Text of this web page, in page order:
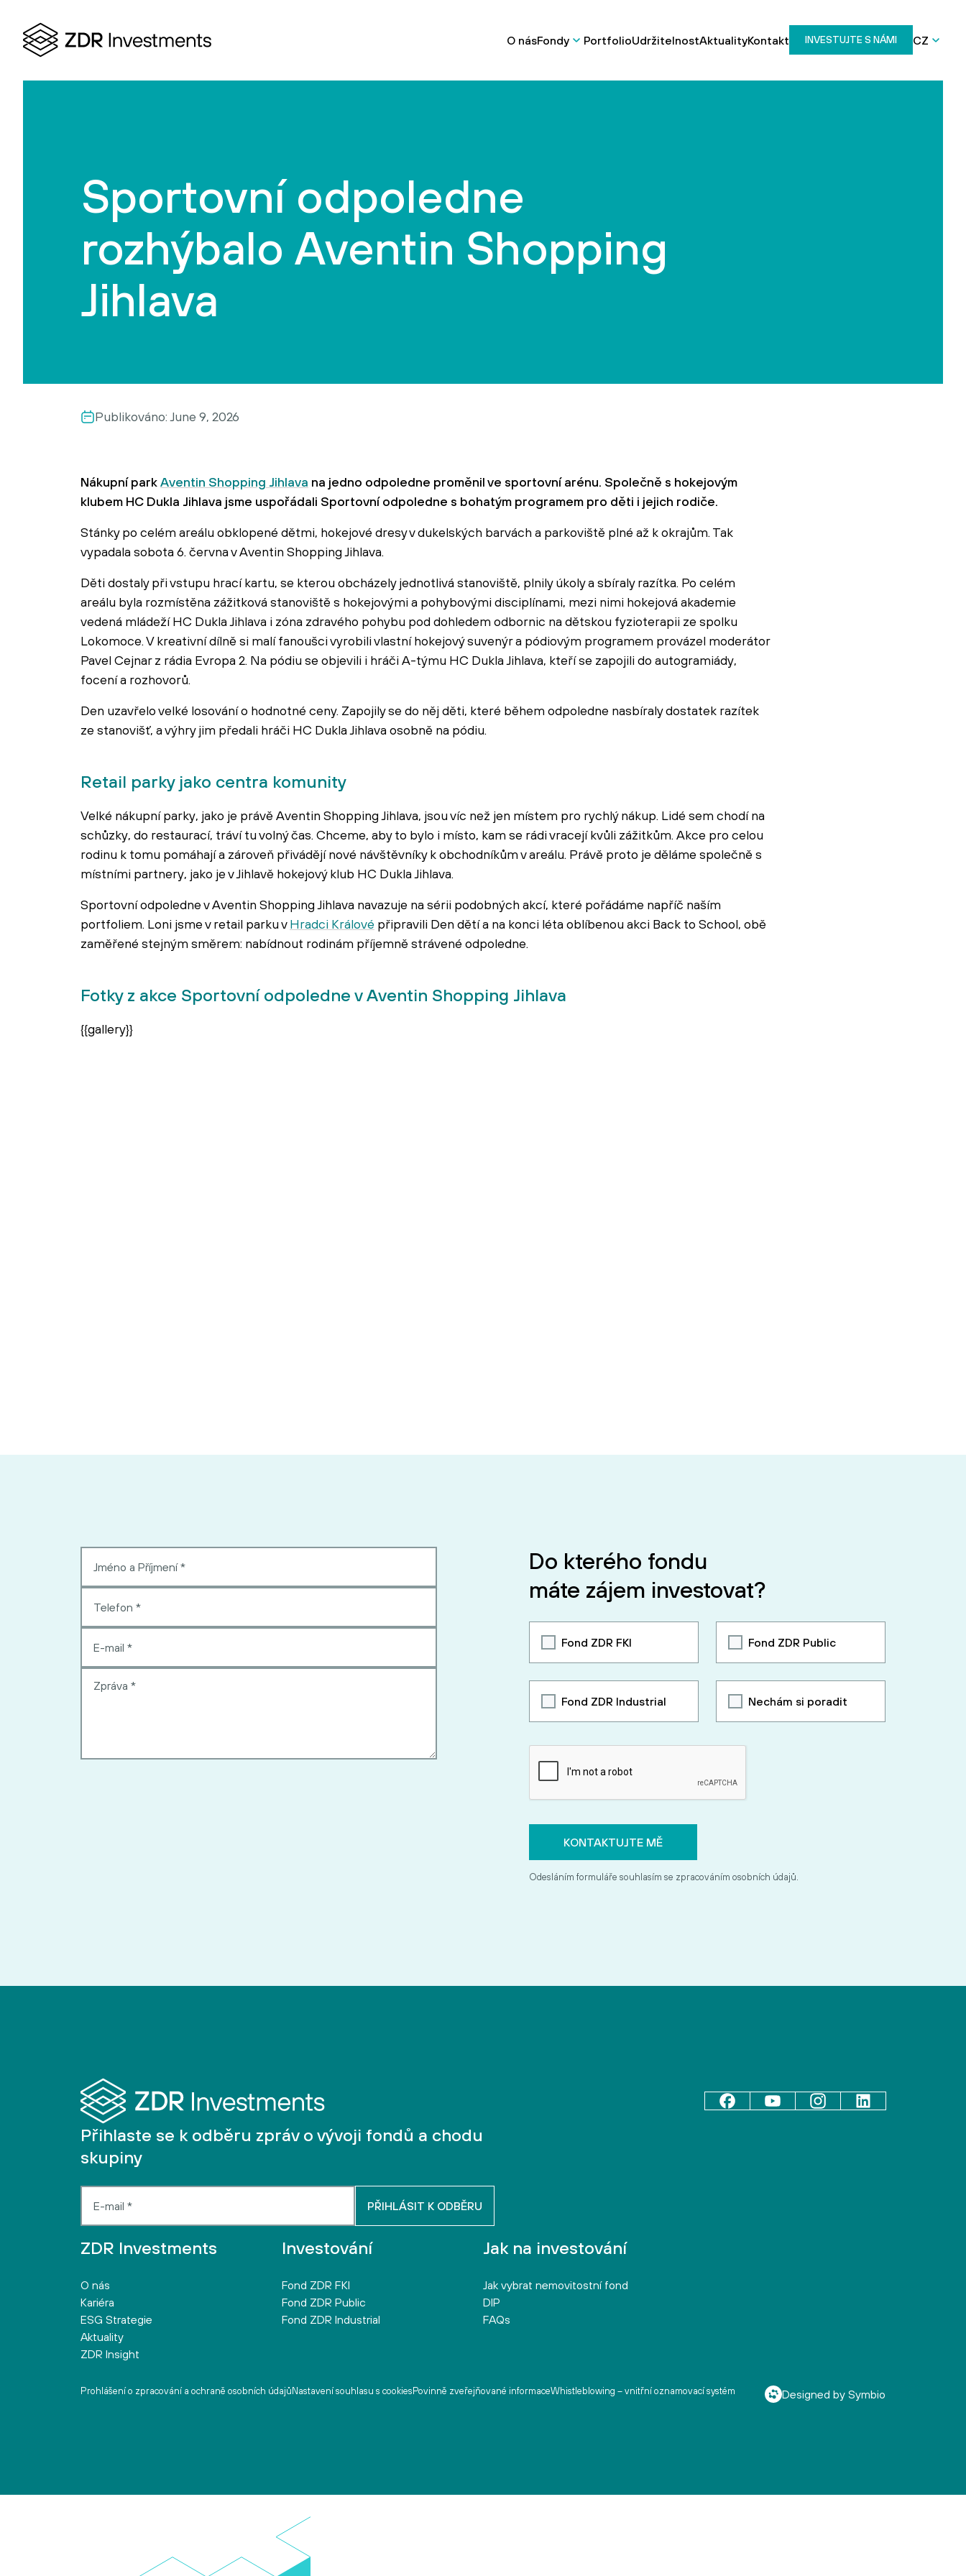
O násFondy PortfolioUdržitelnostAktualityKontakt INVESTUJTE S NÁMI CZ
Sportovní odpoledne
rozhýbalo Aventin Shopping
Jihlava
Publikováno: June 9, 2026
Nákupní parkAventin Shopping Jihlava na jedno odpoledne proměnil ve sportovní arénu. Společně s hokejovým
klubem HC Dukla Jihlava jsme uspořádali Sportovní odpoledne s bohatým programem pro děti i jejich rodiče.
Stánky po celém areálu obklopené dětmi, hokejové dresy v dukelských barvách a parkoviště plné až k okrajům. Tak
vypadala sobota 6. června v Aventin Shopping Jihlava.
Děti dostaly při vstupu hrací kartu, se kterou obcházely jednotlivá stanoviště, plnily úkoly a sbíraly razítka. Po celém
areálu byla rozmístěna zážitková stanoviště s hokejovými a pohybovými disciplínami, mezi nimi hokejová akademie
vedená mládeží HC Dukla Jihlava i zóna zdravého pohybu pod dohledem odbornic na dětskou fyzioterapii ze spolku
Lokomoce. V kreativní dílně si malí fanoušci vyrobili vlastní hokejový suvenýr a pódiovým programem provázel moderátor
Pavel Cejnar z rádia Evropa 2. Na pódiu se objevili i hráči A-týmu HC Dukla Jihlava, kteří se zapojili do autogramiády,
focení a rozhovorů.
Den uzavřelo velké losování o hodnotné ceny. Zapojily se do něj děti, které během odpoledne nasbíraly dostatek razítek
ze stanovišť, a výhry jim předali hráči HC Dukla Jihlava osobně na pódiu.
Retail parky jako centra komunity
Velké nákupní parky, jako je právě Aventin Shopping Jihlava, jsou víc než jen místem pro rychlý nákup. Lidé sem chodí na
schůzky, do restaurací, tráví tu volný čas. Chceme, aby to bylo i místo, kam se rádi vracejí kvůli zážitkům. Akce pro celou
rodinu k tomu pomáhají a zároveň přivádějí nové návštěvníky k obchodníkům v areálu. Právě proto je děláme společně s
místními partnery, jako je v Jihlavě hokejový klub HC Dukla Jihlava.
Sportovní odpoledne v Aventin Shopping Jihlava navazuje na sérii podobných akcí, které pořádáme napříč naším
portfoliem. Loni jsme v retail parku vHradci Králové připravili Den dětí a na konci léta oblíbenou akci Back to School, obě
zaměřené stejným směrem: nabídnout rodinám příjemně strávené odpoledne.
Fotky z akce Sportovní odpoledne v Aventin Shopping Jihlava
{{gallery}}
Do kterého fondu
máte zájem investovat?
Fond ZDR FKI Fond ZDR Public
Fond ZDR Industrial Nechám si poradit
Odesláním formuláře souhlasím se zpracováním osobních údajů.
Přihlaste se k odběru zpráv o vývoji fondů a chodu
skupiny
ZDR Investments
O nás
Kariéra
ESG Strategie
Aktuality
ZDR Insight
Investování
Fond ZDR FKI
Fond ZDR Public
Fond ZDR Industrial
Jak na investování
Jak vybrat nemovitostní fond
DIP
FAQs
Prohlášení o zpracování a ochraně osobních údajůNastavení souhlasu s cookiesPovinně zveřejňované informaceWhistleblowing – vnitřní oznamovací systém Designed by Symbio